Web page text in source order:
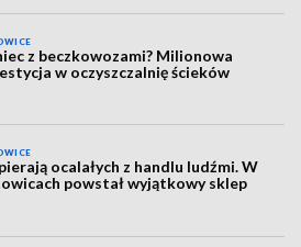
z beczkowozami? Milionowa
w oczyszczalnię ścieków
ocalałych z handlu ludźmi. W
powstał wyjątkowy sklep